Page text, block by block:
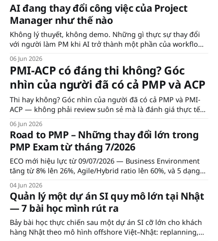
AI đang thay đổi công việc của Project
Manager như thế nào
Không lý thuyết, không demo. Những gì thực sự thay đổi
với người làm PM khi AI trở thành một phần của workflow
management.
06 Jun 2026
PMI-ACP có đáng thi không? Góc
nhìn của người đã có cả PMP và ACP
Thi hay không? Góc nhìn của người đã có cả PMP và PMI-
ACP — không phải review suôn sẻ mà là đánh giá thực tế
06 Jun 2026
Road to PMP – Những thay đổi lớn trong
PMP Exam từ tháng 7/2026
ECO mới hiệu lực từ 09/07/2026 — Business Environment
tăng từ 8% lên 26%, Agile/Hybrid ratio lên 60%, và 5 dạng
đúng hướng.
04 Jun 2026
Quản lý một dự án SI quy mô lớn tại Nhật
— 7 bài học mình rút ra
Bảy bài học thực chiến sau một dự án SI cỡ lớn cho khách
hàng Nhật theo mô hình offshore Việt–Nhật: replanning,